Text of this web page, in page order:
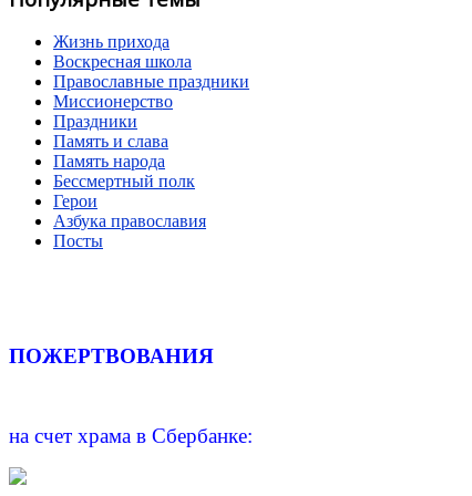
Жизнь прихода
Воскресная школа
Православные праздники
Миссионерство
Праздники
Память и слава
Память народа
Бессмертный полк
Герои
Азбука православия
Посты
ПОЖЕРТВОВАНИЯ
на счет храма в Сбербанке: